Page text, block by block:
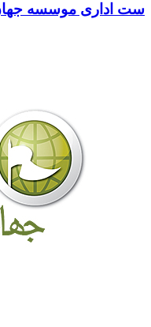
ست اداری موسسه جهان